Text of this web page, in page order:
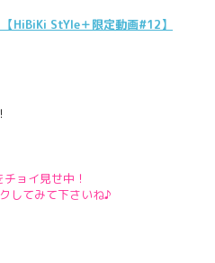
HiBiKi StYle＋限定動画#12】
ョイ見せ中！
してみて下さいね♪